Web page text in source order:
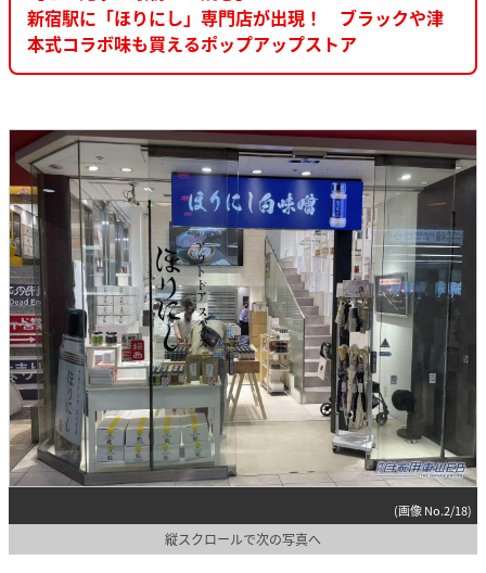
新宿駅に「ほりにし」専門店が出現！ ブラックや津
本式コラボ味も買えるポップアップストア
(画像 No.2/18)
縦スクロールで次の写真へ